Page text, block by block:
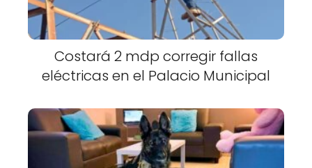
Costará 2 mdp corregir fallas
eléctricas en el Palacio Municipal